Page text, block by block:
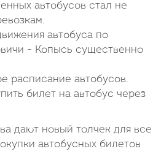
автобусов стал не
автобуса по
- Копысь существенно
расписание автобусов.
билет на автобус через
дают новый толчек для все
автобусных билетов